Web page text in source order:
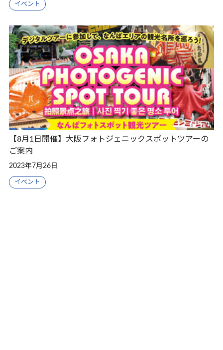
イベント
【8月1日開催】大阪フォトジェニックスポットツアーの
ご案内
2023年7月26日
イベント